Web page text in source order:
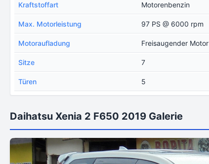
Kraftstoffart Motorenbenzin
Max. Motorleistung 97 PS @ 6000 rpm
Motoraufladung Freisaugender Motor
Sitze 7
Türen 5
Daihatsu Xenia 2 F650 2019 Galerie